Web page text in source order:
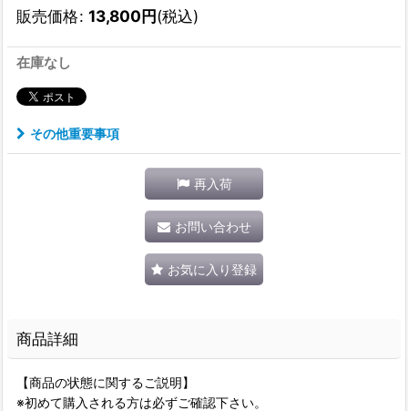
販売価格: 13,800円(税込)
在庫なし
その他重要事項
再入荷
お問い合わせ
お気に入り登録
商品詳細
【商品の状態に関するご説明】
※初めて購入される方は必ずご確認下さい。